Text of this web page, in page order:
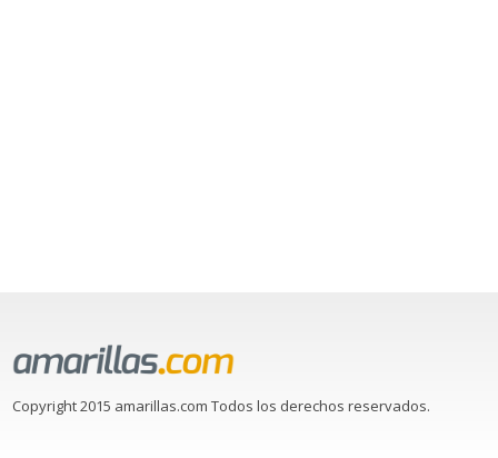
Copyright 2015 amarillas.com Todos los derechos reservados.